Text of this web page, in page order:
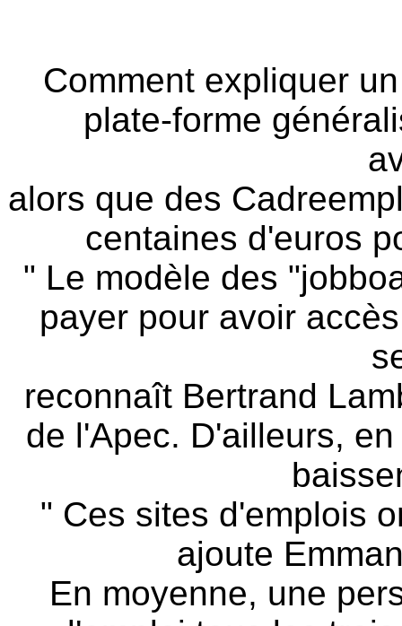
Comment expliquer
plate-forme
alors que des
centaines d'euros
" Le modèle des
payer pour avoir
reconnaît Bertrand
de l'Apec. D'ailleurs,
" Ces sites d'emplois
ajoute
En moyenne, une